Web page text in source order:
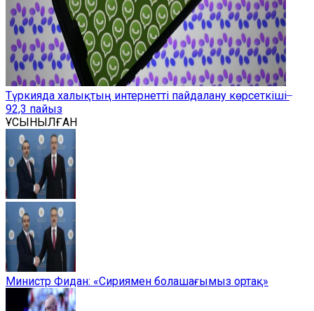
Түркияда халықтың интернетті пайдалану көрсеткіші ̶
92,3 пайыз
ҰСЫНЫЛҒАН
Министр Фидан: «Сириямен болашағымыз ортақ»